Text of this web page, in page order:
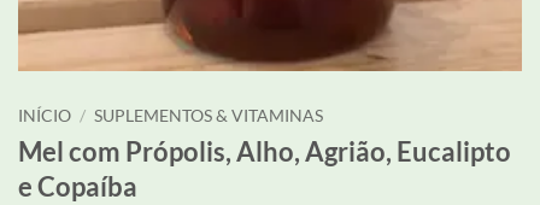
INÍCIO / SUPLEMENTOS & VITAMINAS
Mel com Própolis, Alho, Agrião, Eucalipto
e Copaíba